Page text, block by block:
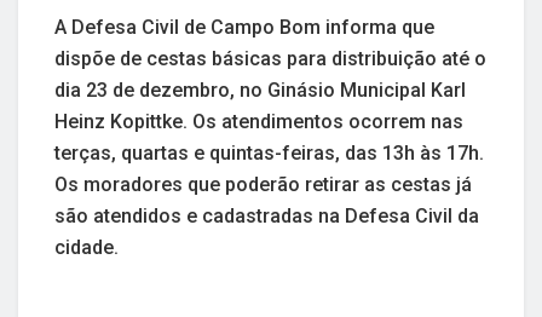
A Defesa Civil de Campo Bom informa que
dispõe de cestas básicas para distribuição até o
dia 23 de dezembro, no Ginásio Municipal Karl
Heinz Kopittke. Os atendimentos ocorrem nas
terças, quartas e quintas-feiras, das 13h às 17h.
Os moradores que poderão retirar as cestas já
são atendidos e cadastradas na Defesa Civil da
cidade.